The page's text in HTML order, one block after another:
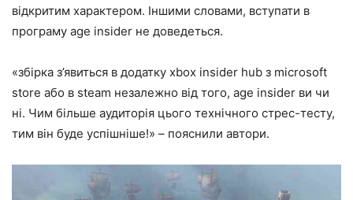
відкритим характером. Іншими словами, вступати в
програму age insider не доведеться.
«збірка з’явиться в додатку xbox insider hub з microsoft
store або в steam незалежно від того, age insider ви чи
ні. Чим більше аудиторія цього технічного стрес-тесту,
тим він буде успішніше!» – пояснили автори.